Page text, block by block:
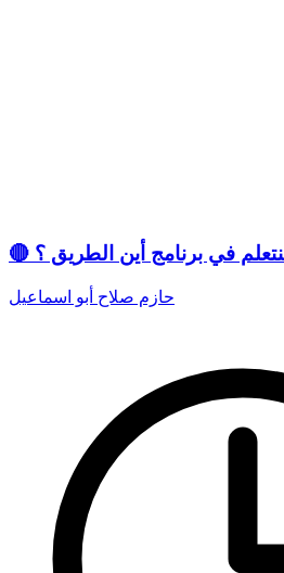
سنتعلم في برنامج أين الطريق ؟
حازم صلاح أبو اسماعيل